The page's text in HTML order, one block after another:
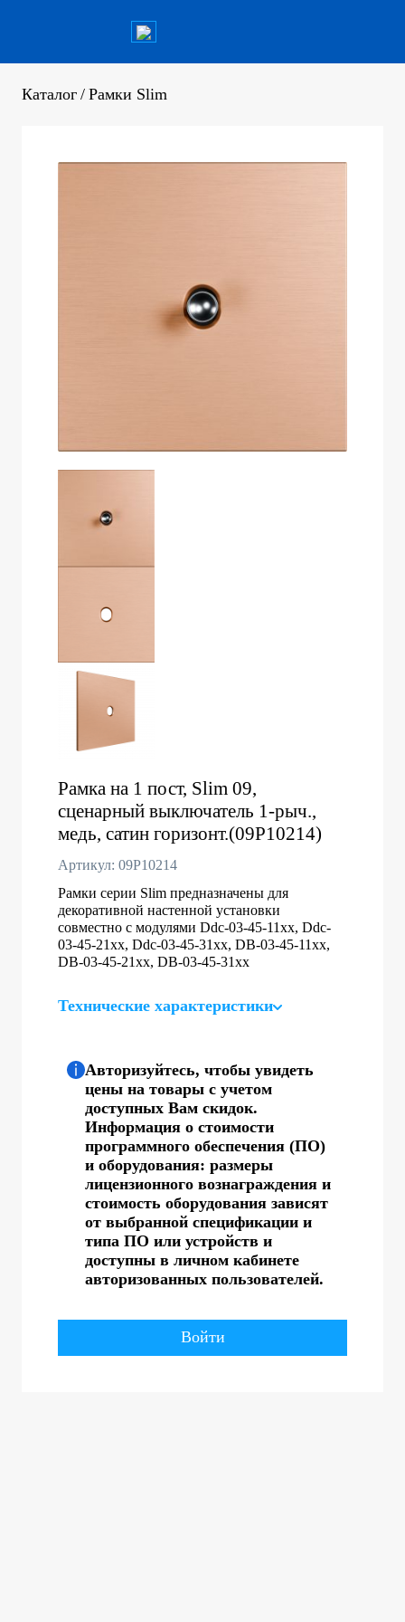
Каталог / Рамки Slim
Рамка на 1 пост, Slim 09,
сценарный выключатель 1-рыч.,
медь, сатин горизонт.(09P10214)
Артикул: 09P10214
Рамки серии Slim предназначены для
декоративной настенной установки
совместно с модулями Ddc-03-45-11хх, Ddc-
03-45-21хх, Ddc-03-45-31хх, DB-03-45-11хх,
DB-03-45-21хх, DB-03-45-31хх
Технические характеристики
Авторизуйтесь, чтобы увидеть
цены на товары с учетом
доступных Вам скидок.
Информация о стоимости
программного обеспечения (ПО)
и оборудования: размеры
лицензионного вознаграждения и
стоимость оборудования зависят
от выбранной спецификации и
типа ПО или устройств и
доступны в личном кабинете
авторизованных пользователей.
Войти